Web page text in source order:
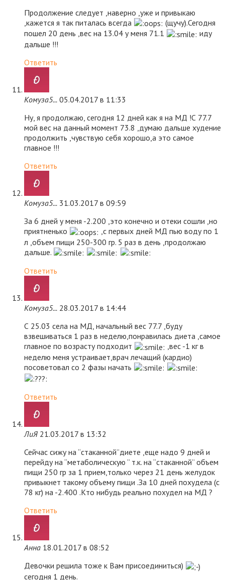
Продолжение следует ,наверно ,уже и привыкаю
,кажется я так питалась всегда
(щучу).Сегодня
пошел 20 день ,вес на 13.04 у меня 71.1
иду
дальше !!!
Ответить
Комуза5... 05.04.2017 в 11:33
Ну, я продолжаю, сегодня 12 дней как я на МД !С 77.7
мой вес на данный момент 73.8 ,думаю дальше худение
продолжить ,чувствую себя хорошо,а это самое
главное !!!
Ответить
Комуза5... 31.03.2017 в 09:59
За 6 дней у меня -2.200 ,это конечно и отеки сошли ,но
приятненько
,с первых дней МД пью воду по 1
л ,объем пищи 250-300 гр. 5 раз в день ,продолжаю
дальше.
Ответить
Комуза5... 28.03.2017 в 14:44
С 25.03 села на МД, начальный вес 77.7 ,буду
взвешиваться 1 раз в неделю,понравилась диета ,самое
главное по возрасту подходит
,вес -1 кг в
неделю меня устраивает,врач лечащий (кардио)
посоветовал со 2 фазы начать
Ответить
ЛиЯ 21.03.2017 в 13:32
Сейчас сижу на “стаканной”диете ,еще надо 9 дней и
перейду на “метаболическую ” т.к. на “стаканной” объем
пищи 250 гр за 1 прием,только через 21 день желудок
привыкнет такому объему пищи .За 10 дней похудела (с
78 кг) на -2.400 .Кто нибудь реально похудел на МД ?
Ответить
Анна 18.01.2017 в 08:52
Девочки решила тоже к Вам присоединиться)
сегодня 1 день.